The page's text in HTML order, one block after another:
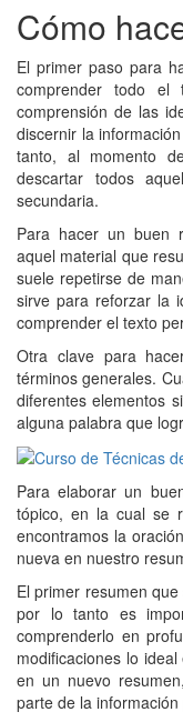
Cómo
El primer paso para
comprender todo
comprensión de las
discernir la
tanto, al momento
descartar todos
secundaria.
Para hacer un buen
aquel material que
suele repetirse de
sirve para reforzar la
comprender el texto
Otra clave para
términos generales.
diferentes elementos
alguna palabra que
Para elaborar un
tópico, en la cual se
encontramos la
nueva en nuestro
El primer resumen
por lo tanto es
comprenderlo en
modificaciones lo
en un nuevo
parte de la